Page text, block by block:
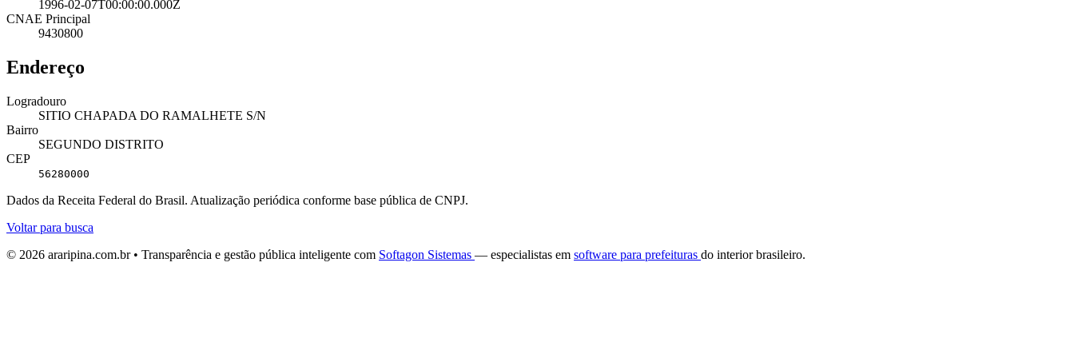
1996-02-07T00:00:00.000Z
CNAE Principal
9430800
Endereço
Logradouro
SITIO CHAPADA DO RAMALHETE S/N
Bairro
SEGUNDO DISTRITO
CEP
56280000
Dados da Receita Federal do Brasil. Atualização periódica conforme base pública de CNPJ.
Voltar para busca
© 2026 araripina.com.br • Transparência e gestão pública inteligente com Softagon Sistemas — especialistas em software para prefeituras do interior brasileiro.